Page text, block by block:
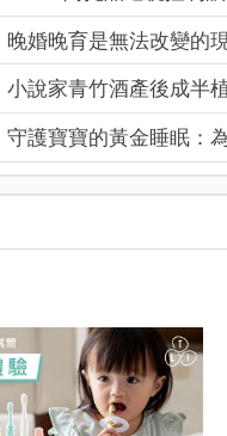
晚婚晚育是無法改變的
小說家青竹酒產後成半
守護寶寶的黃金睡眠：